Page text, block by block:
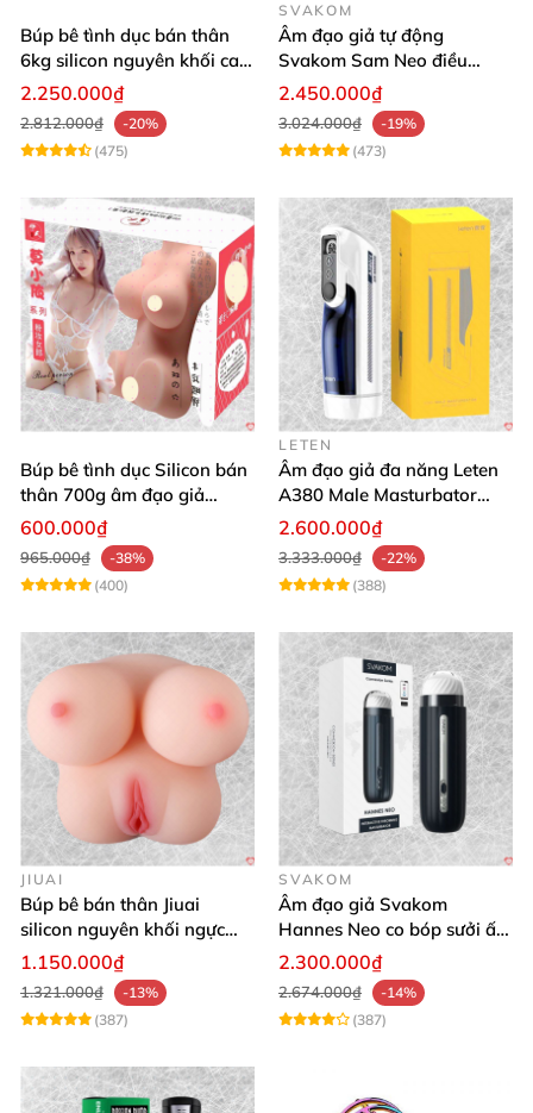
Búp bê tình dục bán thân
6kg silicon nguyên khối cao
cấp giá rẻ
2.250.000₫
2.812.000₫
-20%
(475)
SVAKOM
Âm đạo giả tự động
Svakom Sam Neo điều
khiển qua app webcam cao
2.450.000₫
3.024.000₫
-19%
(473)
Búp bê tình dục Silicon bán
thân 700g âm đạo giả
nguyên khối giống thật
600.000₫
965.000₫
-38%
(400)
LETEN
Âm đạo giả đa năng Leten
A380 Male Masturbator
Version 4
2.600.000₫
3.333.000₫
-22%
(388)
JIUAI
Búp bê bán thân Jiuai
silicon nguyên khối ngực
âm đạo thật
1.150.000₫
1.321.000₫
-13%
(387)
SVAKOM
Âm đạo giả Svakom
Hannes Neo co bóp sưởi ấm
app điều khiển tiện lợi
2.300.000₫
2.674.000₫
-14%
(387)